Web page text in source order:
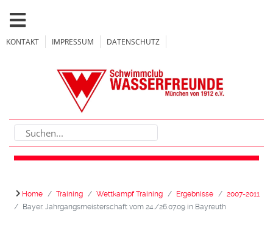
KONTAKT IMPRESSUM DATENSCHUTZ
Home Training Wettkampf Training Ergebnisse
2007-2011
Bayer. Jahrgangsmeisterschaft vom 24./26.07.09 in Bayreuth